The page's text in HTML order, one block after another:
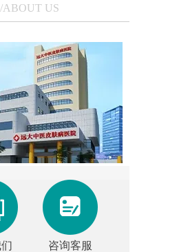
/ABOUT US
咨询客服